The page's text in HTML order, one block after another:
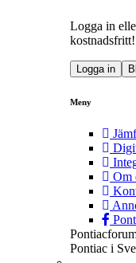
Logga in
kostnadsfritt!
Logga in
Meny
Om
Pontiac i